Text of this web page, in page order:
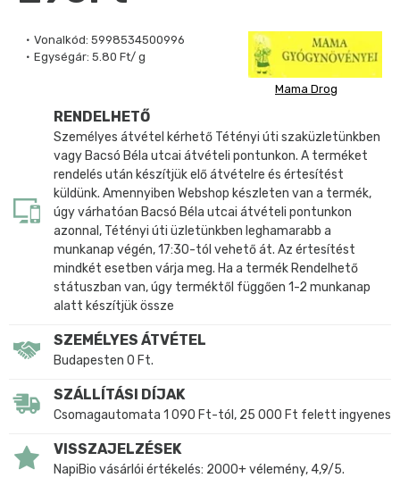
Vonalkód: 5998534500996
Egységár: 5.80 Ft/ g
Mama Drog
RENDELHETŐ
Személyes átvétel kérhető Tétényi úti szaküzletünkben
vagy Bacsó Béla utcai átvételi pontunkon. A terméket
rendelés után készítjük elő átvételre és értesítést
küldünk. Amennyiben Webshop készleten van a termék,
úgy várhatóan Bacsó Béla utcai átvételi pontunkon
azonnal, Tétényi úti üzletünkben leghamarabb a
munkanap végén, 17:30-tól vehető át. Az értesítést
mindkét esetben várja meg. Ha a termék Rendelhető
státuszban van, úgy terméktől függően 1-2 munkanap
alatt készítjük össze
SZEMÉLYES ÁTVÉTEL
Budapesten 0 Ft.
SZÁLLÍTÁSI DÍJAK
Csomagautomata 1 090 Ft-tól, 25 000 Ft felett ingyenes
VISSZAJELZÉSEK
NapiBio vásárlói értékelés: 2000+ vélemény, 4,9/5.